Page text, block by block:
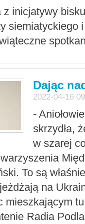
inicjatywy
siemiatyckiego
Dając
2022-04-16
-
skrzydła,
w szarej
To są
na
mieszkającym
Radia